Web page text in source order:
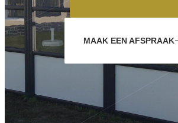
MAAK EEN AFSPRAAK